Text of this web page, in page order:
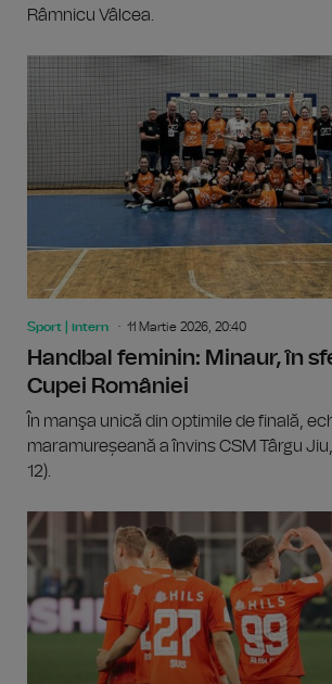
Râmnicu Vâlcea.
Sport | intern 11 Martie 2026, 20:40
Handbal feminin: Minaur, în
Cupei României
În manşa unică din optimile de finală,
maramureșeană a învins CSM Târgu
12).